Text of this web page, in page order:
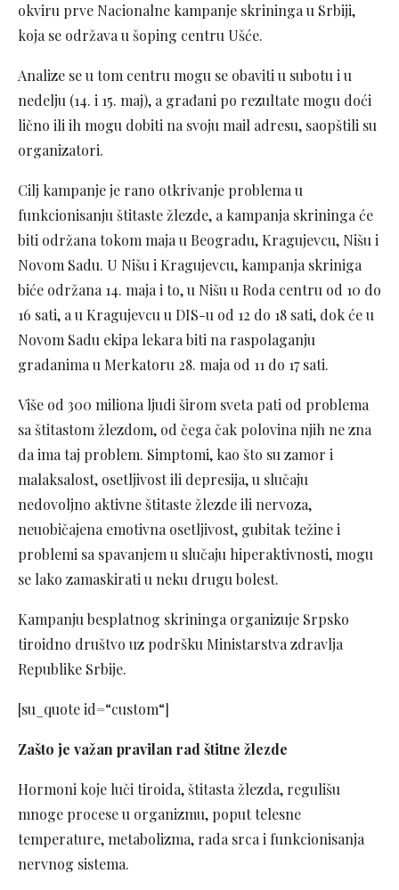
okviru prve Nacionalne kampanje skrininga u Srbiji,
koja se održava u šoping centru Ušće.
Analize se u tom centru mogu se obaviti u subotu i u
nedelju (14. i 15. maj), a građani po rezultate mogu doći
lično ili ih mogu dobiti na svoju mail adresu, saopštili su
organizatori.
Cilj kampanje je rano otkrivanje problema u
funkcionisanju štitaste žlezde, a kampanja skrininga će
biti održana tokom maja u Beogradu, Kragujevcu, Nišu i
Novom Sadu. U Nišu i Kragujevcu, kampanja skriniga
biće održana 14. maja i to, u Nišu u Roda centru od 10 do
16 sati, a u Kragujevcu u DIS-u od 12 do 18 sati, dok će u
Novom Sadu ekipa lekara biti na raspolaganju
gradanima u Merkatoru 28. maja od 11 do 17 sati.
Više od 300 miliona ljudi širom sveta pati od problema
sa štitastom žlezdom, od čega čak polovina njih ne zna
da ima taj problem. Simptomi, kao što su zamor i
malaksalost, osetljivost ili depresija, u slučaju
nedovoljno aktivne štitaste žlezde ili nervoza,
neuobičajena emotivna osetljivost, gubitak težine i
problemi sa spavanjem u slučaju hiperaktivnosti, mogu
se lako zamaskirati u neku drugu bolest.
Kampanju besplatnog skrininga organizuje Srpsko
tiroidno društvo uz podršku Ministarstva zdravlja
Republike Srbije.
[su_quote id=“custom“]
Zašto je važan pravilan rad štitne žlezde
Hormoni koje luči tiroida, štitasta žlezda, regulišu
mnoge procese u organizmu, poput telesne
temperature, metabolizma, rada srca i funkcionisanja
nervnog sistema.